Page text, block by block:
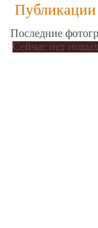
Публикации
Последние
Сейчас нет